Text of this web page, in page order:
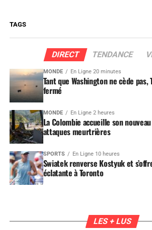
TAGS
DIRECT TENDANCE
MONDE En Ligne 20 minutes
Tant que Washington ne cède pas,
fermé
MONDE En Ligne 2 heures
La Colombie accueille son
attaques meurtrières
SPORTS En Ligne 10 heures
Swiatek renverse Kostyuk et
éclatante à Toronto
LES + LUS